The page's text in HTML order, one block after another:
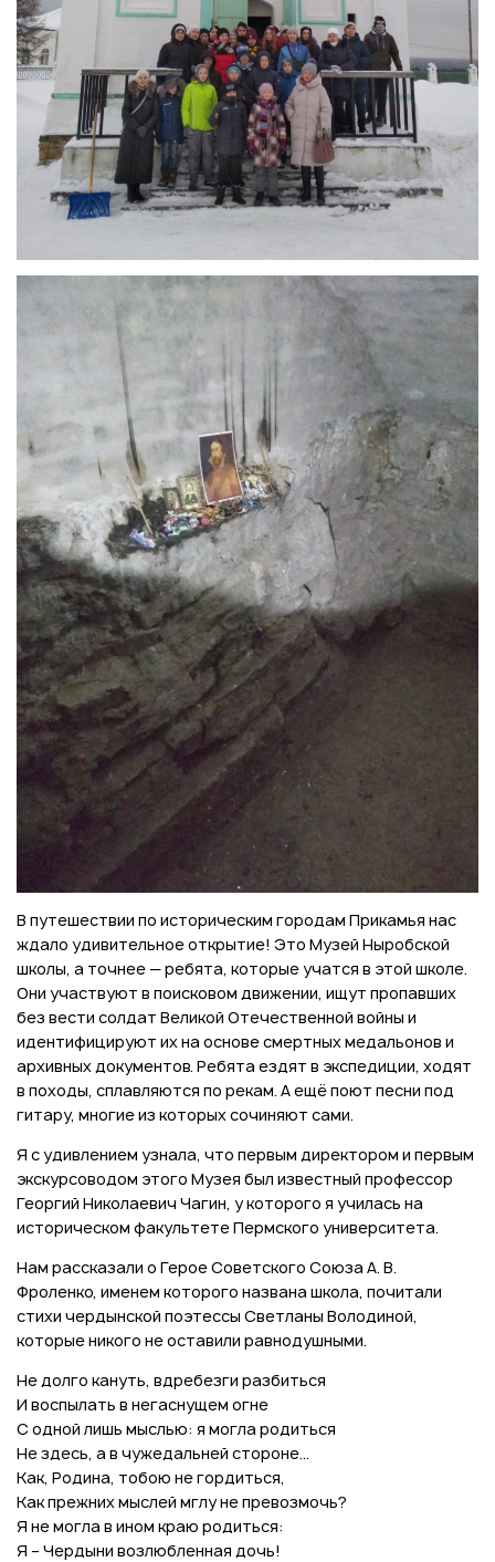
В путешествии по историческим городам Прикамья нас
ждало удивительное открытие! Это Музей Ныробской
школы, а точнее — ребята, которые учатся в этой школе.
Они участвуют в поисковом движении, ищут пропавших
без вести солдат Великой Отечественной войны и
идентифицируют их на основе смертных медальонов и
архивных документов. Ребята ездят в экспедиции, ходят
в походы, сплавляются по рекам. А ещё поют песни под
гитару, многие из которых сочиняют сами.
Я с удивлением узнала, что первым директором и первым
экскурсоводом этого Музея был известный профессор
Георгий Николаевич Чагин, у которого я училась на
историческом факультете Пермского университета.
Нам рассказали о Герое Советского Союза А. В.
Фроленко, именем которого названа школа, почитали
стихи чердынской поэтессы Светланы Володиной,
которые никого не оставили равнодушными.
Не долго кануть, вдребезги разбиться
И воспылать в негаснущем огне
С одной лишь мыслью: я могла родиться
Не здесь, а в чужедальней стороне…
Как, Родина, тобою не гордиться,
Как прежних мыслей мглу не превозмочь?
Я не могла в ином краю родиться:
Я – Чердыни возлюбленная дочь!